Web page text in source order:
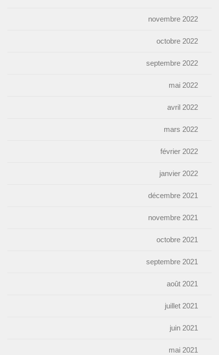
novembre 2022
octobre 2022
septembre 2022
mai 2022
avril 2022
mars 2022
février 2022
janvier 2022
décembre 2021
novembre 2021
octobre 2021
septembre 2021
août 2021
juillet 2021
juin 2021
mai 2021